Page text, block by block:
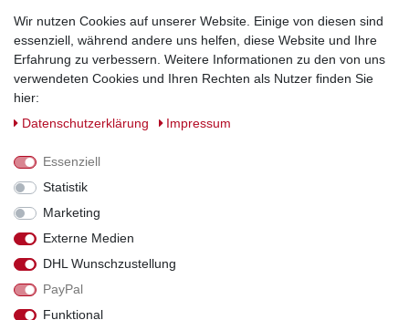
Newsletter Anmeldung >
Preise entsprechen dem bisherigen Preis bei Schuhperlativ.
Wir nutzen Cookies auf unserer Website. Einige von diesen sind
essenziell, während andere uns helfen, diese Website und Ihre
Erfahrung zu verbessern. Weitere Informationen zu den von uns
verwendeten Cookies und Ihren Rechten als Nutzer finden Sie
hier:
Daten­schutz­erklärung
Impressum
Essenziell
Statistik
Marketing
Externe Medien
DHL Wunschzustellung
PayPal
Funktional